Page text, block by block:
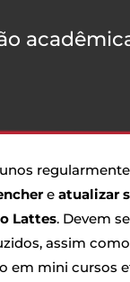
e atualizar
Lattes. Devem
assim
em mini cursos